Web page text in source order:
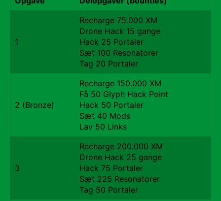
1
Recharge 75.000 XM
Drone Hack 15 gange
Hack 25 Portaler
Sæt 100 Resonatorer
Tag 20 Portaler
2 (Bronze)
Recharge 150.000 XM
Få 50 Glyph Hack Point
Hack 50 Portaler
Sæt 40 Mods
Lav 50 Links
3
Recharge 200.000 XM
Drone Hack 25 gange
Hack 75 Portaler
Sæt 225 Resonatorer
Tag 50 Portaler